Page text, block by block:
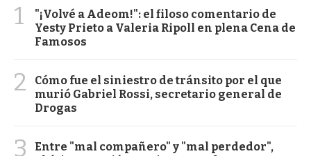
1
"¡Volvé a Adeom!": el filoso comentario de
Yesty Prieto a Valeria Ripoll en plena Cena de
Famosos
2
Cómo fue el siniestro de tránsito por el que
murió Gabriel Rossi, secretario general de
Drogas
3
Entre "mal compañero" y "mal perdedor",